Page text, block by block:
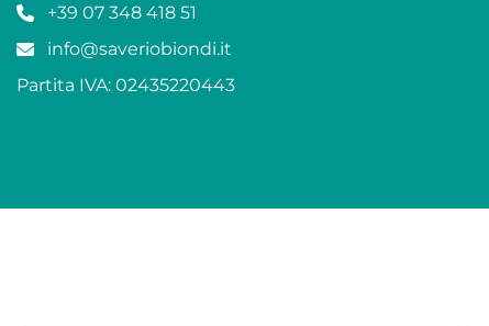
+39 07 348 418 51
info@saveriobiondi.it
Partita IVA: 02435220443